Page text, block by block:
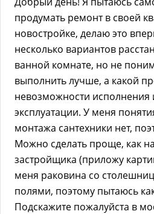
продумать ремонт в своей
новостройке, делаю это
несколько вариантов
ванной комнате, но не
выполнить лучше, а какой
невозможности исполнения
эксплуатации. У меня
монтажа сантехники нет,
Можно сделать проще, как
застройщика (приложу
меня раковина со
полями, поэтому пытаюсь
Подскажите пожалуйста в